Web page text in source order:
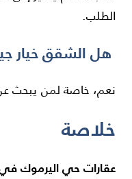
الطلب.
هل الشقق خيار
نعم، خاصة لمن يبحث
خلاصة
عقارات حي اليرموك